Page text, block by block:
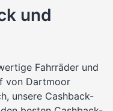
und
Fahrräder und
von Dartmoor
unsere Cashback-